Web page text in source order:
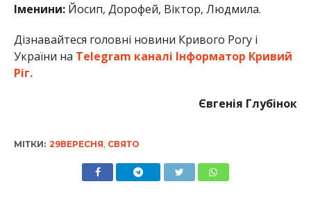
Іменини:Йосип, Дорофей, Віктор, Людмила.
Дізнавайтеся головні новини Кривого Рогу і
України на Telegram каналі Інформатор Кривий
Ріг.
Євгенія Глубінок
МІТКИ: 29ВЕРЕСНЯ СВЯТО